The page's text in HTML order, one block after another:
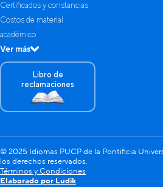
Certificados y constancias
Costos de material
académico
Ver más
Libro de
reclamaciones
© 2025 Idiomas PUCP de la Pontificia
los derechos reservados.
Términos y Condiciones
Elaborado por Ludik